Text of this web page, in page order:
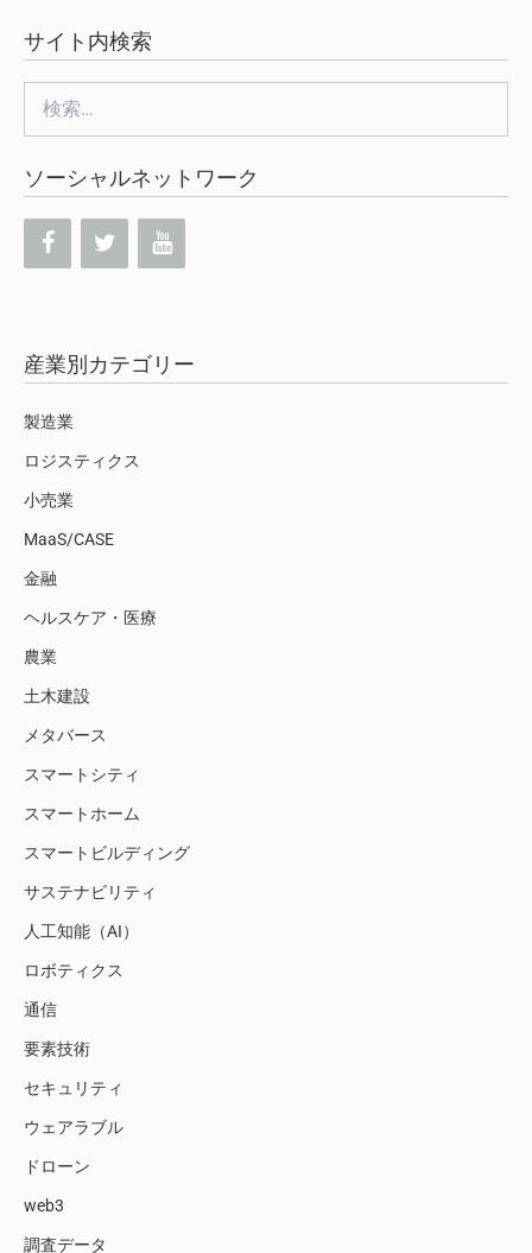
サイト内検索
索:
ソーシャルネットワーク
産業別カテゴリー
製造業
ロジスティクス
小売業
MaaS/CASE
金融
ヘルスケア・医療
農業
土木建設
メタバース
スマートシティ
スマートホーム
スマートビルディング
サステナビリティ
人工知能（AI）
ロボティクス
通信
要素技術
セキュリティ
ウェアラブル
ドローン
web3
調査データ